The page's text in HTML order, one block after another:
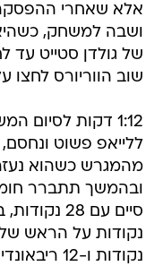
אלא שאחרי
ושבה למשחק,
של גולדן סטייט
שוב הווריורס לחצו
1:12 דקות
ללייאפ פשוט
מהמגרש כשהוא
ובהמשך תתברר
נקודות ו-